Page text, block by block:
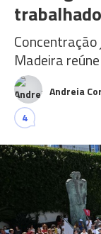
Madeira
Andreia
4